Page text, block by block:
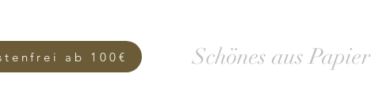
Schönes aus Papier
ab 100€